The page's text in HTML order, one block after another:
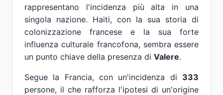
rappresentano l'incidenza più alta in una
singola nazione. Haiti, con la sua storia di
colonizzazione francese e la sua forte
influenza culturale francofona, sembra essere
un punto chiave della presenza di Valere.
Segue la Francia, con un'incidenza di 333
persone, il che rafforza l'ipotesi di un'origine